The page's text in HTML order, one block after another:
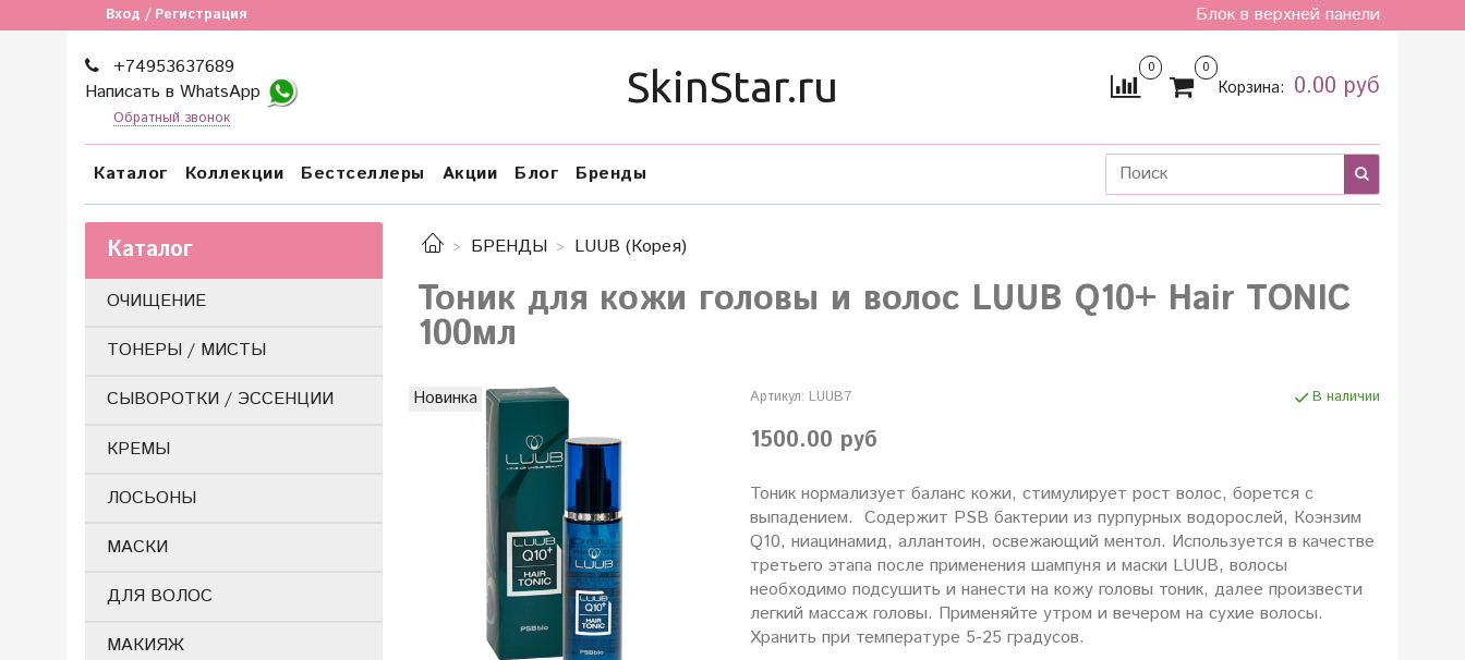
Вход / Регистрация Блок в верхней панели
+74953637689
Написать в WhatsApp
Обратный звонок
SkinStar.ru 0 0
Корзина: 0.00 руб
Каталог Коллекции Бестселлеры Акции Блог Бренды
БРЕНДЫ LUUB (Корея)
Тоник для кожи головы и волос LUUB Q10+ Hair TONIC
100мл
Новинка Артикул: LUUB7 В наличии
1500.00 руб
Тоник нормализует баланс кожи, стимулирует рост волос, борется с
выпадением. Содержит PSB бактерии из пурпурных водорослей, Коэнзим
Q10, ниацинамид, аллантоин, освежающий ментол. Используется в качестве
третьего этапа после применения шампуня и маски LUUB, волосы
необходимо подсушить и нанести на кожу головы тоник, далее произвести
легкий массаж головы. Применяйте утром и вечером на сухие волосы.
Хранить при температуре 5-25 градусов.
Каталог
ОЧИЩЕНИЕ
ТОНЕРЫ / МИСТЫ
СЫВОРОТКИ / ЭССЕНЦИИ
КРЕМЫ
ЛОСЬОНЫ
МАСКИ
ДЛЯ ВОЛОС
МАКИЯЖ